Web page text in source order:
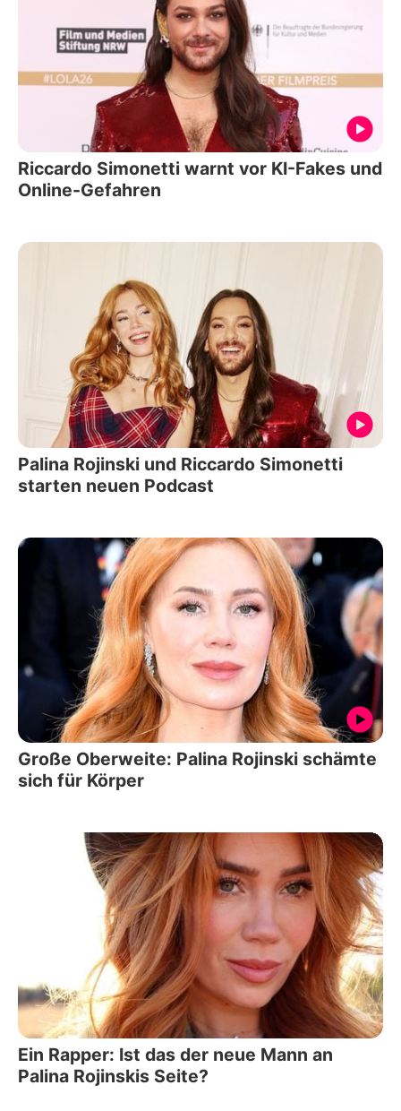
Riccardo Simonetti warnt vor KI-Fakes und
Online-Gefahren
Palina Rojinski und Riccardo Simonetti
starten neuen Podcast
Große Oberweite: Palina Rojinski schämte
sich für Körper
Ein Rapper: Ist das der neue Mann an
Palina Rojinskis Seite?